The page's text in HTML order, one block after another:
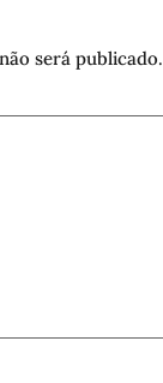
será publicado.